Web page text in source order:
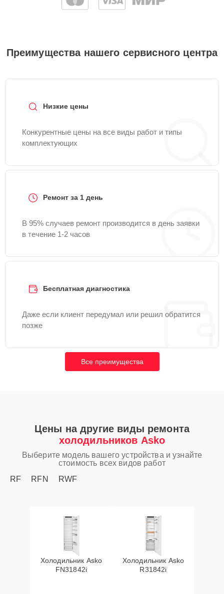
Преимущества нашего сервисного центра
Низкие цены
Конкурентные цены на все виды работ и типы
комплектующих
Ремонт за 1 день
В 95% случаев ремонт производится в день заявки
в течение 1-2 часов
Бесплатная диагностика
Даже если клиент передумал или решил обратится
позже
Все преимущества
Цены на другие виды ремонта
холодильников Asko
Выберите модель вашего устройства и узнайте
стоимость всех видов работ
RF
RFN RWF
Холодильник Asko
FN31842i
Холодильник Asko
R31842i